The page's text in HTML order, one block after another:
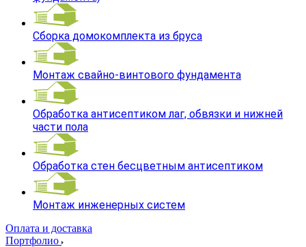
Сборка домокомплекта из бруса
Монтаж свайно-винтового фундамента
Обработка антисептиком лаг, обвязки и нижней
части пола
Обработка стен бесцветным антисептиком
Монтаж инженерных систем
Оплата и доставка
Портфолио